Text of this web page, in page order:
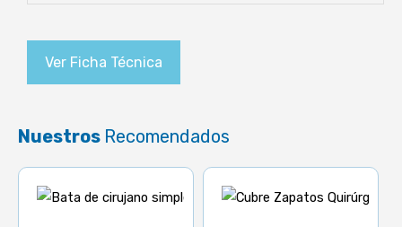
Ver Ficha Técnica
Nuestros Recomendados